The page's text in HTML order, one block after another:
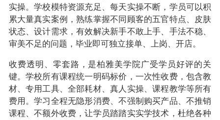
实操。学校模特资源充足、每天实操不断，学员可以积
累大量真实案例，熟练掌握不同顾客的五官特点、皮肤
状态、设计需求，有效解决新手不敢上手、手法不稳、
审美不足的问题，毕业即可独立接单、上岗、开店。
收费透明、零套路，是柏雅美学院广受学员好评的关
键。学校所有课程统一明码标价，一次性收费，包含教
材、专用工具、全部耗材、真人实操、课程教学等所有
费用。学习全程无隐形消费、不强制购买产品、不推销
课程、不额外收费，让学员踏踏实实学技术，杜绝各种